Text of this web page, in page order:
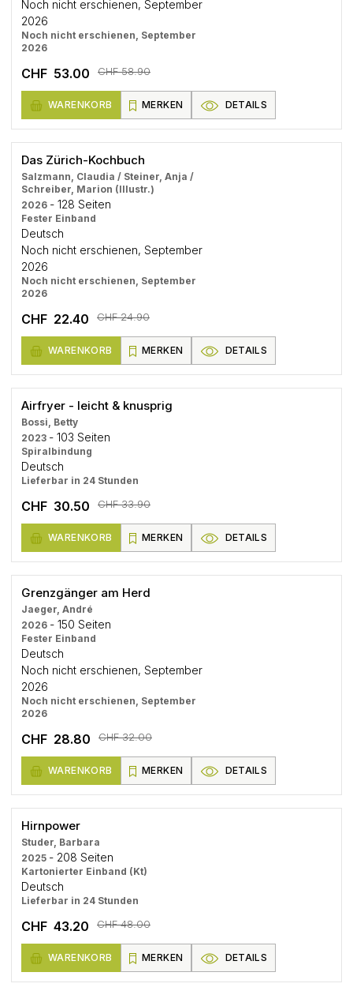
Noch nicht erschienen, September
2026
Noch nicht erschienen, September
2026
CHF 53.00 CHF 58.90
WARENKORB MERKEN DETAILS
Das Zürich-Kochbuch
Salzmann, Claudia / Steiner, Anja /
Schreiber, Marion (Illustr.)
2026 - 128 Seiten
Fester Einband
Deutsch
Noch nicht erschienen, September
2026
Noch nicht erschienen, September
2026
CHF 22.40 CHF 24.90
WARENKORB MERKEN DETAILS
Airfryer - leicht & knusprig
Bossi, Betty
2023 - 103 Seiten
Spiralbindung
Deutsch
Lieferbar in 24 Stunden
CHF 30.50 CHF 33.90
WARENKORB MERKEN DETAILS
Grenzgänger am Herd
Jaeger, André
2026 - 150 Seiten
Fester Einband
Deutsch
Noch nicht erschienen, September
2026
Noch nicht erschienen, September
2026
CHF 28.80 CHF 32.00
WARENKORB MERKEN DETAILS
Hirnpower
Studer, Barbara
2025 - 208 Seiten
Kartonierter Einband (Kt)
Deutsch
Lieferbar in 24 Stunden
CHF 43.20 CHF 48.00
WARENKORB MERKEN DETAILS